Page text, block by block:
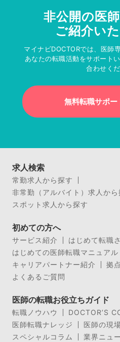
非公開の医
ご紹介い
マイナビDOCTORでは、医師
あなたの転職活動をサポート
合わせくだ
無料転職サポー
求人検索
常勤求人から探す
非常勤（アルバイト）求人から
スポット求人から探す
初めての方へ
サービス紹介
はじめて転職
はじめての医師転職マニュアル
キャリアパートナー紹介
拠
よくあるご質問
医師の転職お役立ちガイド
転職ノウハウ
DOCTOR’S
医師転職ナレッジ
医師の現
スペシャルコラム
業界ニュ